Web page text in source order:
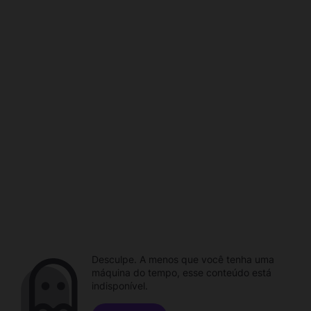
Desculpe. A menos que você tenha uma
máquina do tempo, esse conteúdo está
indisponível.